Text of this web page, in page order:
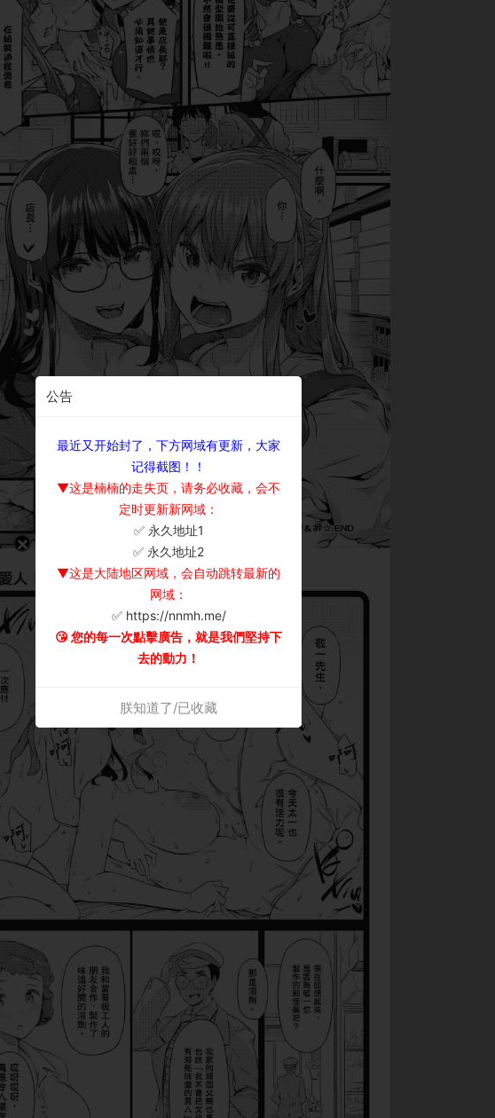
公告
最近又开始封了，下方网域有更新，大家
记得截图！！
▼这是楠楠的走失页，请务必收藏，会不
定时更新新网域：
✅ 永久地址1
✅ 永久地址2
▼这是大陆地区网域，会自动跳转最新的
网域：
✅ https://nnmh.me/
😘 您的每一次點擊廣告，就是我們堅持下
去的動力！
朕知道了/已收藏
×